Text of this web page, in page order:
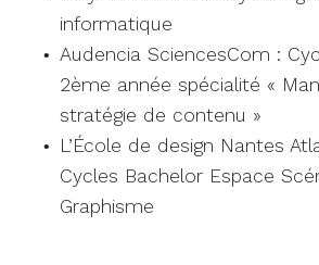
informatique
Audencia SciencesCom :
2ème année spécialité «
stratégie de contenu »
L’École de design Nantes
Cycles Bachelor Espace
Graphisme